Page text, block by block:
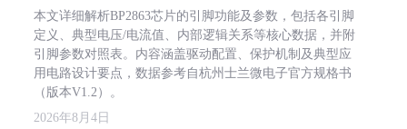
本文详细解析BP2863芯片的引脚功能及参数，包括各引脚
定义、典型电压/电流值、内部逻辑关系等核心数据，并附
引脚参数对照表。内容涵盖驱动配置、保护机制及典型应
用电路设计要点，数据参考自杭州士兰微电子官方规格书
（版本V1.2）。
2026年8月4日